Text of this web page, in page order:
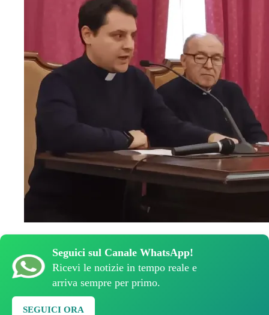
Seguici sul Canale WhatsApp!
Ricevi le notizie in tempo reale e
arriva sempre per primo.
SEGUICI ORA